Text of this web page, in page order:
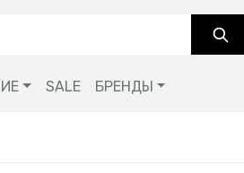
SALE БРЕНДЫ